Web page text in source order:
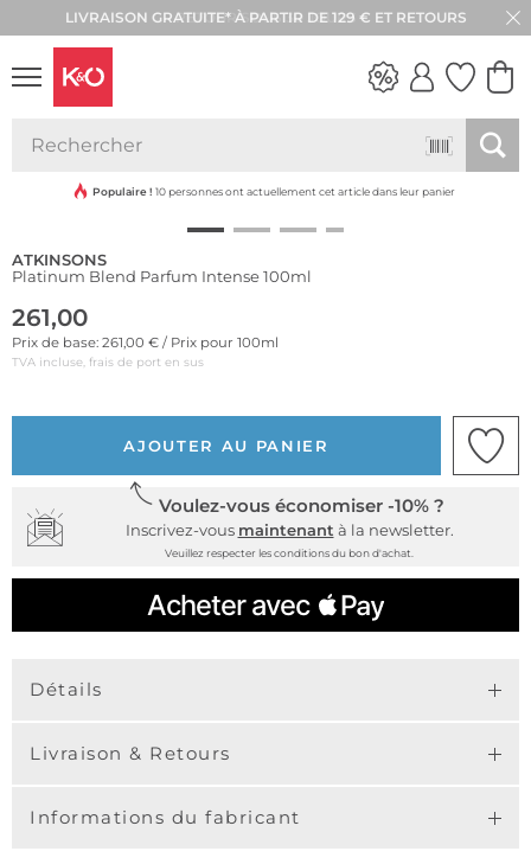
LIVRAISON GRATUITE* À PARTIR DE 129 € ET RETOURS
RETOUR SOUS 30 JOURS
VIBES
Populaire ! 10 personnes ont actuellement cet article dans leur panier
ATKINSONS
Platinum Blend Parfum Intense 100ml
261,00
Prix de base: 261,00 € / Prix pour 100ml
TVA incluse, frais de port en sus
AJOUTER AU PANIER
Voulez-vous économiser -10% ?
Inscrivez-vous maintenant à la newsletter.
Veuillez respecter les conditions du bon d'achat.
Détails
Livraison & Retours
Informations du fabricant